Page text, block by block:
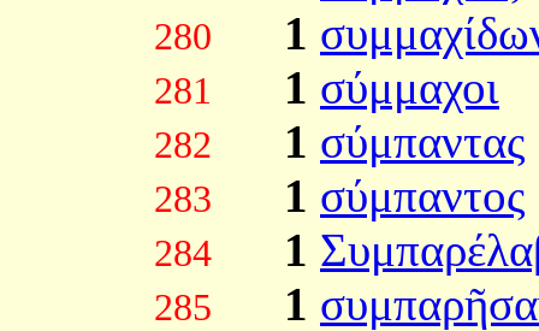
280 1
281 1 σύμμαχοι
282 1 σύμπαντας
283 1 σύμπαντος
284 1
285 1